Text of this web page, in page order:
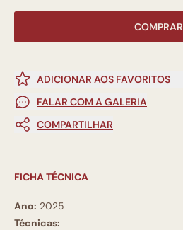
COMPRAR
ADICIONAR AOS FAVORITOS
FALAR COM A GALERIA
COMPARTILHAR
FICHA TÉCNICA
Ano: 2025
Técnicas: